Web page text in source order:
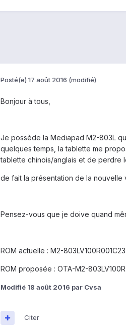
Posté(e) 17 août 2016 (modifié)
Bonjour à tous,
Je possède la Mediapad M2-803L
quelques temps, la tablette me
tablette chinois/anglais et de perdre
de fait la présentation de la nouvelle
Pensez-vous que je doive quand
ROM actuelle : M2-
ROM proposée : OTA-M2-
Modifié 18 août 2016 par Cvsa
Citer